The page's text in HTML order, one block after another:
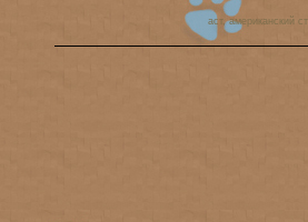
аст, американский